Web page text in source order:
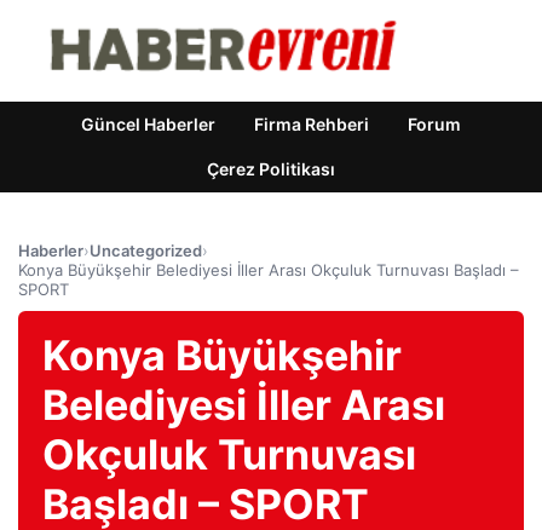
Güncel Haberler Firma Rehberi Forum
Çerez Politikası
Haberler›Uncategorized›
Konya Büyükşehir Belediyesi İller Arası Okçuluk Turnuvası Başladı –
SPORT
Konya Büyükşehir
Belediyesi İller Arası
Okçuluk Turnuvası
Başladı – SPORT